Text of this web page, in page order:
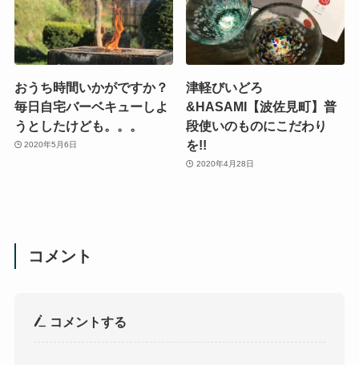
おうち時間いかがですか？
毎日自宅バーベキューしよ
うとしたけども。。。
2020年5月6日
津軽びいどろ
&HASAMI【波佐見町】普
段使いのものにこだわり
を!!
2020年4月28日
コメント
コメントする